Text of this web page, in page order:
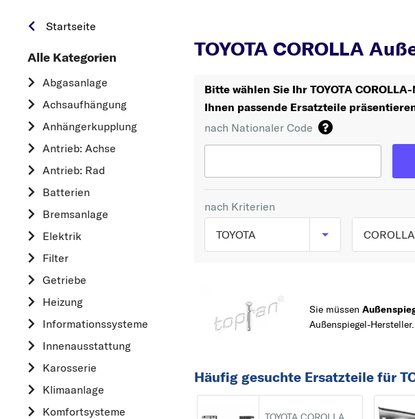
Startseite
Alle Kategorien
Abgasanlage
Achsaufhängung
Anhängerkupplung
Antrieb: Achse
Antrieb: Rad
Batterien
Bremsanlage
Elektrik
Filter
Getriebe
Heizung
Informationssysteme
Innenausstattung
Karosserie
Klimaanlage
Komfortsysteme
TOYOTA COROLLA
Bitte wählen Sie Ihr TOYOTA
Ihnen passende Ersatzteile
nach Nationaler Code
nach Kriterien
TOYOTA
MERCEDES-BENZ
AUDI
A
ALFA ROMEO
COROLLA
COROLLA
AVENSIS
AURIS
AURIS
Sie müssen
Außenspiegel-
Häufig gesuchte Ersatzteile für